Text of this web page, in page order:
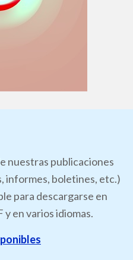
nuestras publicaciones
informes, boletines, etc.)
para descargarse en
en varios idiomas.